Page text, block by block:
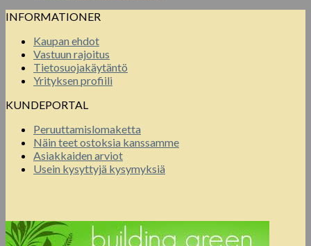
INFORMATIONER
Kaupan ehdot
Vastuun rajoitus
Tietosuojakäytäntö
Yrityksen profiili
KUNDEPORTAL
Peruuttamislomaketta
Näin teet ostoksia kanssamme
Asiakkaiden arviot
Usein kysyttyjä kysymyksiä